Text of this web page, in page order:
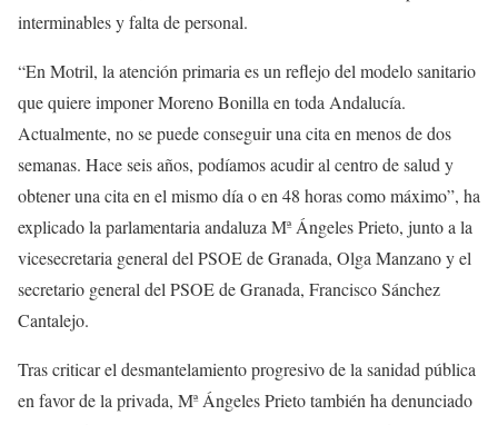
interminables y falta de personal.
“En Motril, la atención primaria es un reflejo del modelo sanitario
que quiere imponer Moreno Bonilla en toda Andalucía.
Actualmente, no se puede conseguir una cita en menos de dos
semanas. Hace seis años, podíamos acudir al centro de salud y
obtener una cita en el mismo día o en 48 horas como máximo”, ha
explicado la parlamentaria andaluza Mª Ángeles Prieto, junto a la
vicesecretaria general del PSOE de Granada, Olga Manzano y el
secretario general del PSOE de Granada, Francisco Sánchez
Cantalejo.
Tras criticar el desmantelamiento progresivo de la sanidad pública
en favor de la privada, Mª Ángeles Prieto también ha denunciado